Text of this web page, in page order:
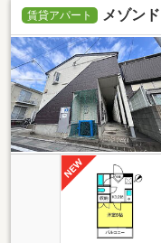
賃貸アパート メゾン